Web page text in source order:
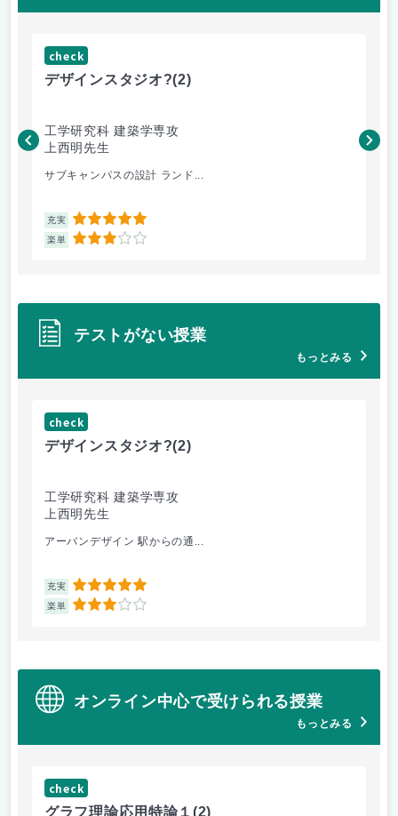
check
デザインスタジオ?(2)
工学研究科 建築学専攻
上西明先生
サブキャンパスの設計 ランド...
充実 5
楽単 3
こ
テストがない授業
もっとみる
check
デザインスタジオ?(2)
工学研究科 建築学専攻
上西明先生
アーバンデザイン 駅からの通...
充実 5
楽単 3
オンライン中心で受けられる授業
もっとみる
check
グラフ理論応用特論１ (2)